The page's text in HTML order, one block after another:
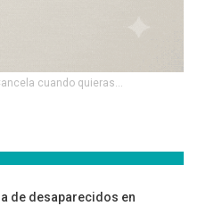
cuando quieras...
de desaparecidos en